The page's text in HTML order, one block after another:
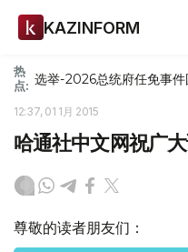
KAZINFORM
热
点: 选举-2026总统府任免事件
12:37, 01 1月 2015
哈通社中文网祝广
尊敬的读者朋友们：